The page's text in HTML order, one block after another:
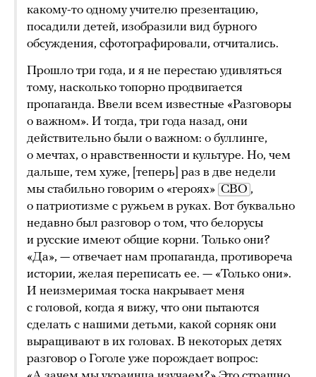
какому-то одному учителю презентацию,
посадили детей, изобразили вид бурного
обсуждения, сфотографировали, отчитались.
Прошло три года, и я не перестаю удивляться
тому, насколько топорно продвигается
пропаганда. Ввели всем известные «Разговоры
о важном». И тогда, три года назад, они
действительно были о важном: о буллинге,
о мечтах, о нравственности и культуре. Но, чем
дальше, тем хуже, [теперь] раз в две недели
мы стабильно говорим о «героях» СВО ,
о патриотизме с ружьем в руках. Вот буквально
недавно был разговор о том, что белорусы
и русские имеют общие корни. Только они?
«Да», — отвечает нам пропаганда, противореча
истории, желая переписать ее. — «Только они».
И неизмеримая тоска накрывает меня
с головой, когда я вижу, что они пытаются
сделать с нашими детьми, какой сорняк они
выращивают в их головах. В некоторых детях
разговор о Гоголе уже порождает вопрос: